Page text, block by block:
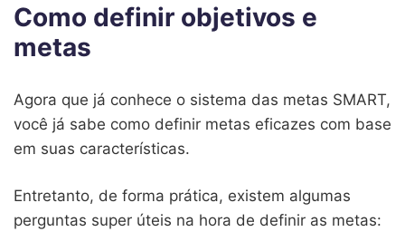
Como definir objetivos e
metas
Agora que já conhece o sistema das metas SMART,
você já sabe como definir metas eficazes com base
em suas características.
Entretanto, de forma prática, existem algumas
perguntas super úteis na hora de definir as metas: